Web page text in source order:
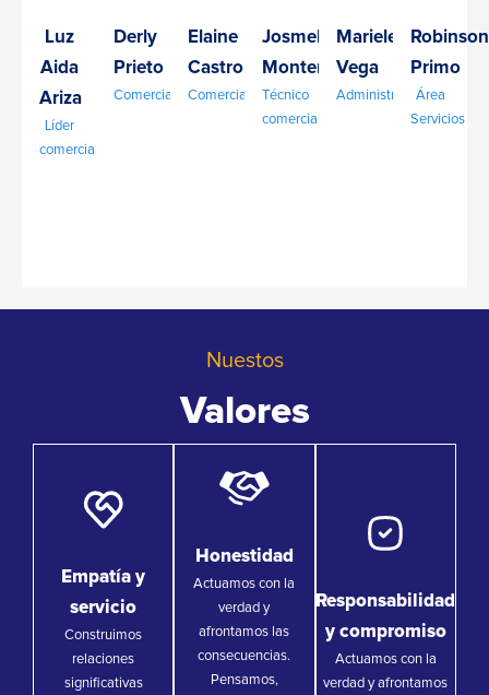
Luz
Aida
Ariza
Líder
comercial
Derly
Prieto
Comercial
Elaine
Castro
Comercial
Josmel
Montemiranda
Técnico
comercial
Marielena
Vega
Administrativo
Robinson
Primo
Área
Servicios
Nuestos
Valores
Empatía y
servicio
Construimos
relaciones
significativas
Honestidad
Actuamos con la
verdad y
afrontamos las
consecuencias.
Pensamos,
Responsabilidad
y compromiso
Actuamos con la
verdad y afrontamos